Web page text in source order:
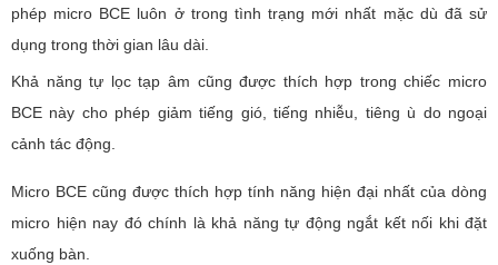
phép micro BCE luôn ở trong tình trạng mới nhất mặc dù đã sử
dụng trong thời gian lâu dài.
Khả năng tự lọc tạp âm cũng được thích hợp trong chiếc micro
BCE này cho phép giảm tiếng gió, tiếng nhiễu, tiêng ù do ngoại
cảnh tác động.
Micro BCE cũng được thích hợp tính năng hiện đại nhất của dòng
micro hiện nay đó chính là khả năng tự động ngắt kết nối khi đặt
xuống bàn.